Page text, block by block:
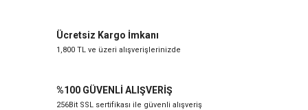
Ücretsiz Kargo İmkanı
1,800 TL ve üzeri alışverişlerinizde
%100 GÜVENLİ ALIŞVERİŞ
256Bit SSL sertifikası ile güvenli alışveriş